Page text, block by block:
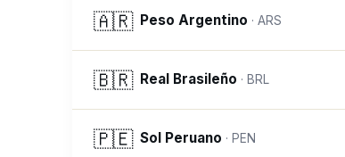
🇦🇷 Peso Argentino · ARS
🇧🇷 Real Brasileño · BRL
🇵🇪 Sol Peruano · PEN